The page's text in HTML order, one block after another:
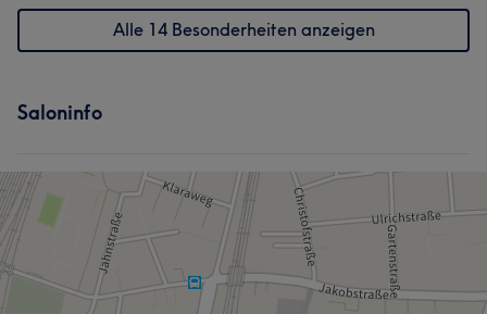
Alle 14 Besonderheiten anzeigen
Saloninfo